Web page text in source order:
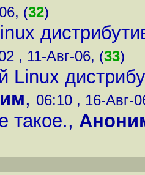
(32)
, 11-Авг-06, (33)
Linux
, 06:10 , 16-Авг-
такое.,